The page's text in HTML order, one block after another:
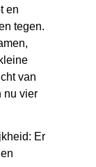
en
tegen.
van
nu vier
Er